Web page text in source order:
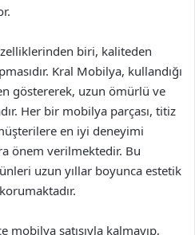
biri, kaliteden
Kral Mobilya, kullandığı
göstererek, uzun ömürlü ve
Her bir mobilya parçası, titiz
en iyi deneyimi
önem verilmektedir. Bu
uzun yıllar boyunca estetik
satışıyla kalmayıp,